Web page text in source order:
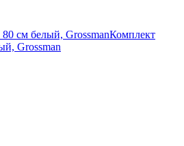
см белый, GrossmanКомплект
Grossman